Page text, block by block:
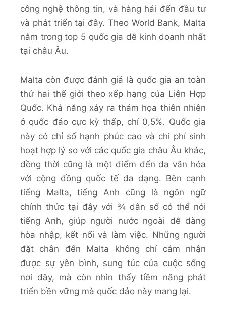
công nghệ thông tin, và hàng hải đến đầu tư
và phát triển tại đây. Theo World Bank, Malta
nằm trong top 5 quốc gia dễ kinh doanh nhất
tại châu Âu.
Malta còn được đánh giá là quốc gia an toàn
thứ hai thế giới theo xếp hạng của Liên Hợp
Quốc. Khả năng xảy ra thảm họa thiên nhiên
ở quốc đảo cực kỳ thấp, chỉ 0,5%. Quốc gia
này có chỉ số hạnh phúc cao và chi phí sinh
hoạt hợp lý so với các quốc gia châu Âu khác,
đồng thời cũng là một điểm đến đa văn hóa
với cộng đồng quốc tế đa dạng. Bên cạnh
tiếng Malta, tiếng Anh cũng là ngôn ngữ
chính thức tại đây với ¾ dân số có thể nói
tiếng Anh, giúp người nước ngoài dễ dàng
hòa nhập, kết nối và làm việc. Những người
đặt chân đến Malta không chỉ cảm nhận
được sự yên bình, sung túc của cuộc sống
nơi đây, mà còn nhìn thấy tiềm năng phát
triển bền vững mà quốc đảo này mang lại.